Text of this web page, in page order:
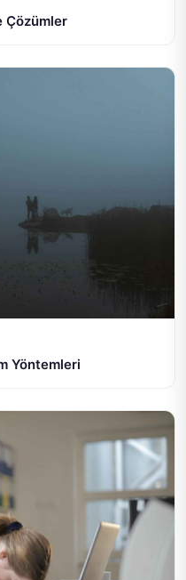
Çözümler
Yöntemleri